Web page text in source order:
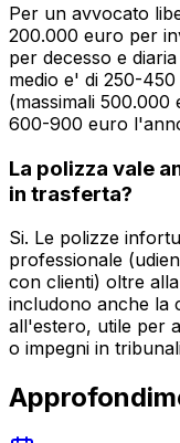
Per un avvocato
200.000 euro per
per decesso e
medio e' di 250-
(massimali
600-900 euro
La polizza vale
in trasferta?
Si. Le polizze
professionale
con clienti) oltre
includono anche la
all'estero, utile per
o impegni in